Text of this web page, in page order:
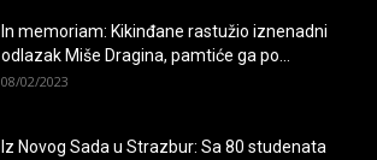
In memoriam: Kikinđane rastužio iznenadni
odlazak Miše Dragina, pamtiće ga po...
08/02/2023
Iz Novog Sada u Strazbur: Sa 80 studenata